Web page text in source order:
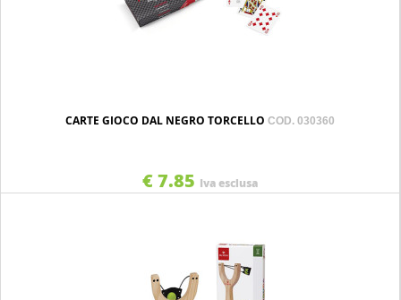
CARTE GIOCO DAL NEGRO TORCELLO COD. 030360
€ 7.85 Iva esclusa